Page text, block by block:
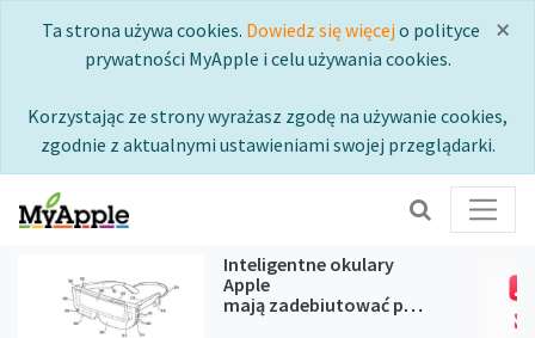
×
Ta strona używa cookies. Dowiedz się więcej o polityce
prywatności MyApple i celu używania cookies.
Korzystając ze strony wyrażasz zgodę na używanie cookies,
zgodnie z aktualnymi ustawieniami swojej przeglądarki.
Inteligentne okulary
Apple
mają zadebiutować podczas
WWDC 2027